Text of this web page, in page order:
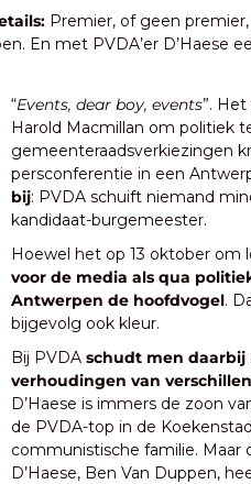
Premier, of geen
En met PVDA’er D’Haese
“Events, dear boy, events”.
Harold Macmillan om politiek
gemeenteraadsverkiezingen
persconferentie in een
bij: PVDA schuift niemand
kandidaat-burgemeester.
Hoewel het op 13 oktober om
voor de media als qua
Antwerpen de hoofdvogel.
bijgevolg ook kleur.
Bij PVDA schudt men
verhoudingen van
D’Haese is immers de zoon
de PVDA-top in de
communistische familie. Maar
D’Haese, Ben Van Duppen,